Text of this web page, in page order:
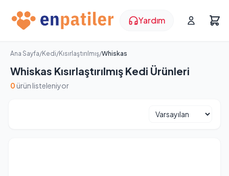
Yardım
Ana Sayfa/Kedi/Kısırlaştırılmış/Whiskas
Whiskas Kısırlaştırılmış Kedi Ürünleri
0 ürün listeleniyor